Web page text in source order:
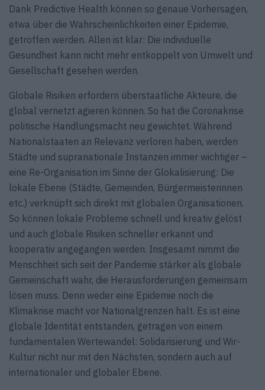
Dank Predictive Health können so genaue Vorhersagen,
etwa über die Wahrscheinlichkeiten einer Epidemie,
getroffen werden. Allen ist klar: Die individuelle
Gesundheit kann nicht mehr entkoppelt von Umwelt und
Gesellschaft gesehen werden.
Globale Risiken erfordern überstaatliche Akteure, die
global vernetzt agieren können. So hat die Coronakrise
politische Handlungsmacht neu gewichtet. Während
Nationalstaaten an Relevanz verloren haben, werden
Städte und supranationale Instanzen immer wichtiger –
eine Re-Organisation im Sinne der Glokalisierung: Die
lokale Ebene (Städte, Gemeinden, Bürgermeisterinnen
etc.) verknüpft sich direkt mit globalen Organisationen.
So können lokale Probleme schnell und kreativ gelöst
und auch globale Risiken schneller erkannt und
kooperativ angegangen werden. Insgesamt nimmt die
Menschheit sich seit der Pandemie stärker als globale
Gemeinschaft wahr, die Herausforderungen gemeinsam
lösen muss. Denn weder eine Epidemie noch die
Klimakrise macht vor Nationalgrenzen halt. Es ist eine
globale Identität entstanden, getragen von einem
fundamentalen Wertewandel: Solidarisierung und Wir-
Kultur nicht nur mit den Nächsten, sondern auch auf
internationaler und globaler Ebene.